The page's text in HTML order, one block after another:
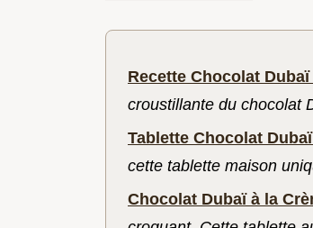
Recette Chocolat
croustillante du chocolat
Tablette Chocolat
cette tablette maison
Chocolat Dubaï à la